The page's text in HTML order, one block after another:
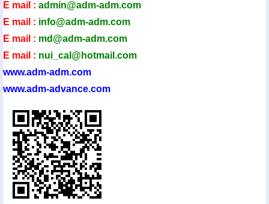
E mail : admin@adm-ad m.com
E mail : info@adm-adm.com
E mail : md@adm-adm.com
E mail : nui_cal@hotmail.com
www.adm-adm.com
www.adm-advance.com